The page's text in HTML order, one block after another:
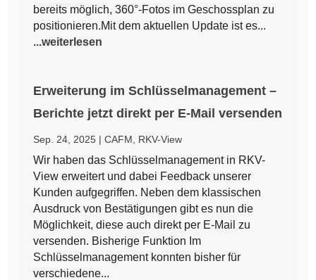
bereits möglich, 360°-Fotos im Geschossplan zu
positionieren.Mit dem aktuellen Update ist es...
...weiterlesen
Erweiterung im Schlüsselmanagement –
Berichte jetzt direkt per E-Mail versenden
Sep. 24, 2025 |CAFM RKV-View
Wir haben das Schlüsselmanagement in RKV-
View erweitert und dabei Feedback unserer
Kunden aufgegriffen. Neben dem klassischen
Ausdruck von Bestätigungen gibt es nun die
Möglichkeit, diese auch direkt per E-Mail zu
versenden. Bisherige Funktion Im
Schlüsselmanagement konnten bisher für
verschiedene...